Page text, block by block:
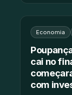
Economia
cai no
com